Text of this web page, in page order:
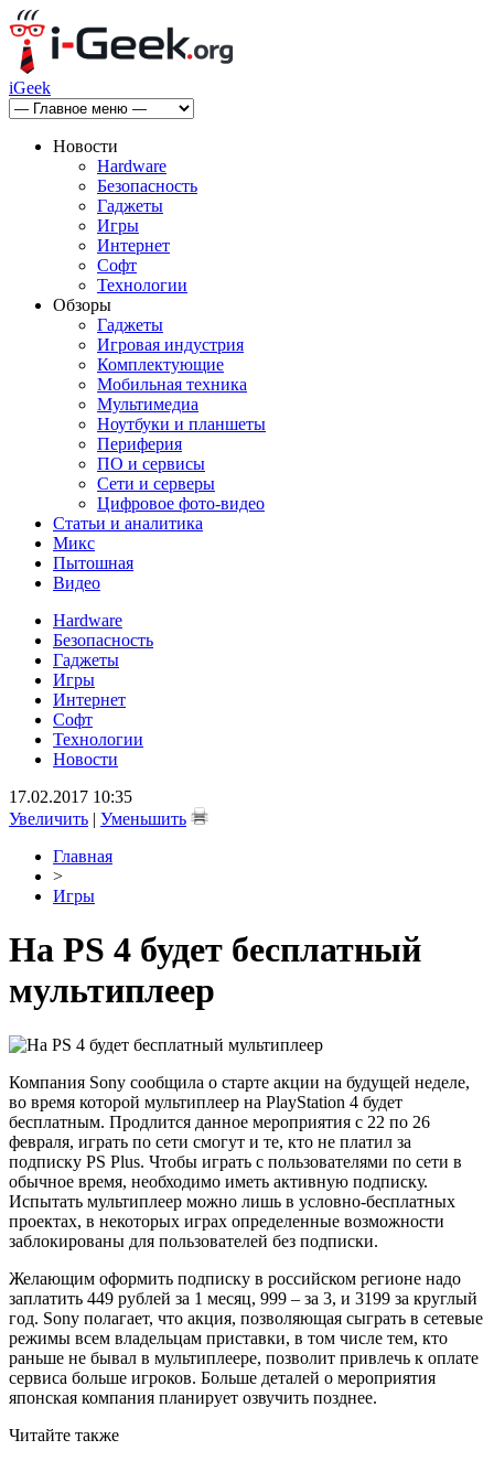
iGeek
Новости
Hardware
Безопасность
Гаджеты
Игры
Интернет
Софт
Технологии
Обзоры
Гаджеты
Игровая индустрия
Комплектующие
Мобильная техника
Мультимедиа
Ноутбуки и планшеты
Периферия
ПО и сервисы
Сети и серверы
Цифровое фото-видео
Статьи и аналитика
Микс
Пытошная
Видео
Hardware
Безопасность
Гаджеты
Игры
Интернет
Софт
Технологии
Новости
17.02.2017 10:35
Увеличить | Уменьшить
Главная
>
Игры
На PS 4 будет бесплатный
мультиплеер
Компания Sony сообщила о старте акции на будущей неделе,
во время которой мультиплеер на PlayStation 4 будет
бесплатным. Продлится данное мероприятия с 22 по 26
февраля, играть по сети смогут и те, кто не платил за
подписку PS Plus. Чтобы играть с пользователями по сети в
обычное время, необходимо иметь активную подписку.
Испытать мультиплеер можно лишь в условно-бесплатных
проектах, в некоторых играх определенные возможности
заблокированы для пользователей без подписки.
Желающим оформить подписку в российском регионе надо
заплатить 449 рублей за 1 месяц, 999 – за 3, и 3199 за круглый
год. Sony полагает, что акция, позволяющая сыграть в сетевые
режимы всем владельцам приставки, в том числе тем, кто
раньше не бывал в мультиплеере, позволит привлечь к оплате
сервиса больше игроков. Больше деталей о мероприятия
японская компания планирует озвучить позднее.
Читайте также